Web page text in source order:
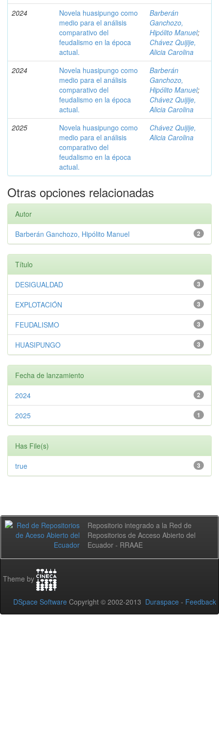
2024
Novela huasipungo como
medio para el análisis
comparativo del
feudalismo en la época
actual.
Barberán
Ganchozo,
Hipólito Manuel;
Chávez Quijije,
Alicia Carolina
2024
Novela huasipungo como
medio para el análisis
comparativo del
feudalismo en la época
actual.
Barberán
Ganchozo,
Hipólito Manuel;
Chávez Quijije,
Alicia Carolina
2025
Novela huasipungo como
medio para el análisis
comparativo del
feudalismo en la época
actual.
Chávez Quijije,
Alicia Carolina
Otras opciones relacionadas
Autor
2
Barberán Ganchozo, Hipólito Manuel
Título
3
DESIGUALDAD
3
EXPLOTACIÓN
3
FEUDALISMO
3
HUASIPUNGO
Fecha de lanzamiento
2
2024
1
2025
Has File(s)
3
true
Repositorio integrado a la Red de
Repositorios de Acceso Abierto del
Ecuador - RRAAE
Theme by
DSpace Software Copyright © 2002-2013 Duraspace - Feedback